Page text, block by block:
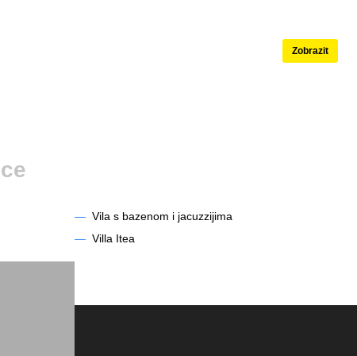
Zobrazit
— Vila s bazenom i jacuzzijima
— Villa Itea